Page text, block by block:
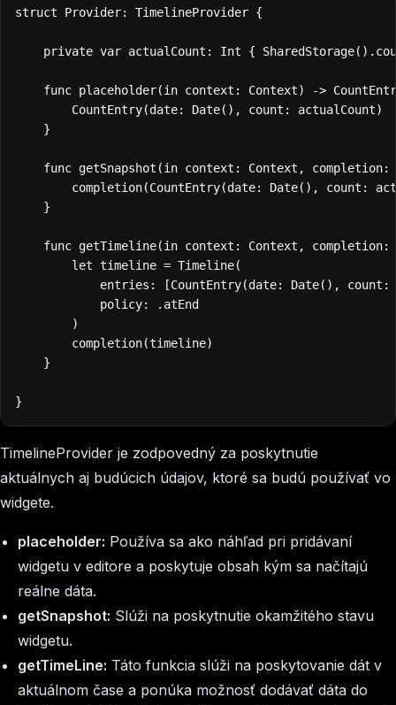
struct Provider: TimelineProvider {
private var actualCount: Int {
func placeholder(in context: Context) ->
        CountEntry(date: Date(), count: actualCount)
    }
func getSnapshot(in context: Context,
completion(CountEntry(date: Date(), count:
    }
func getTimeline(in context: Context,
        let timeline = Timeline(
entries: [CountEntry(date: Date(), count:
            policy: .atEnd
        )
        completion(timeline)
    }
}
TimelineProvider je zodpovedný za poskytnutie
aktuálnych aj budúcich údajov, ktoré sa budú používať vo
widgete.
placeholder: Používa sa ako náhľad pri pridávaní
widgetu v editore a poskytuje obsah kým sa načítajú
reálne dáta.
getSnapshot: Slúži na poskytnutie okamžitého stavu
widgetu.
getTimeLine: Táto funkcia slúži na poskytovanie dát v
aktuálnom čase a ponúka možnosť dodávať dáta do